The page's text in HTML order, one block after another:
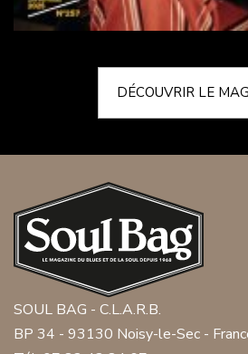
DÉCOUVRIR LE
SOUL BAG - C.L.A.R.B.
BP 34 - 93130 Noisy-le-Sec -